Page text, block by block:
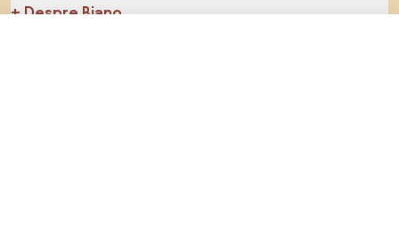
Despre Biano